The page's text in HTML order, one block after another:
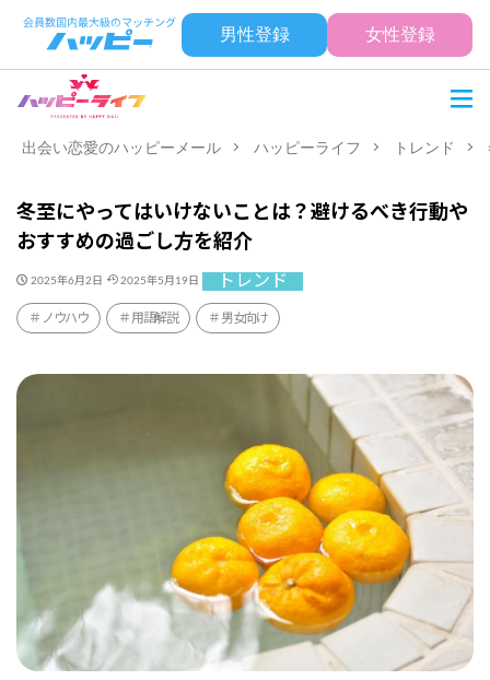
男性登録 女性登録
出会い恋愛のハッピーメール ハッピーライフ トレンド
冬至にやってはいけないことは？避けるべき行動や
おすすめの過ごし方を紹介
2025年6月2日 2025年5月19日 トレンド
ノウハウ 用語解説 男女向け